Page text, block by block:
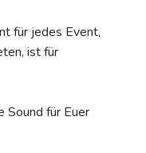
für jedes Event,
ist für
Sound für Euer